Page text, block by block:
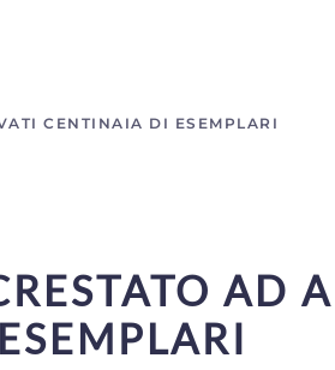
CENTINAIA DI ESEMPLARI
AD